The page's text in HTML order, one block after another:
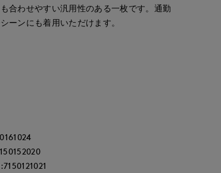
合わせやすい汎用性のある一枚です。通勤
ーンにも着用いただけます。